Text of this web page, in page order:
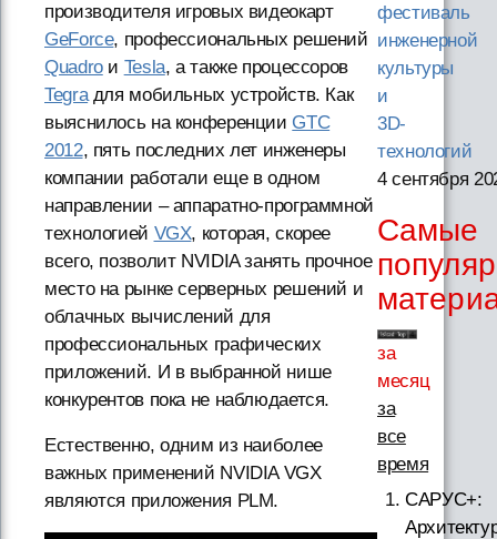
производителя игровых видеокарт
GeForce, профессиональных решений
Quadroи Tesla, а также процессоров
Tegraдля мобильных устройств. Как
выяснилось на конференции GTC
2012, пять последних лет инженеры
компании работали еще в одном
направлении – аппаратно-программной
технологией VGX, которая, скорее
всего, позволит NVIDIA занять прочное
место на рынке серверных решений и
облачных вычислений для
профессиональных графических
приложений. И в выбранной нише
конкурентов пока не наблюдается.
Естественно, одним из наиболее
важных применений NVIDIA VGX
являются приложения PLM.
фестиваль
инженерной
культуры
и
3D-
технологий
4 сентября
Самые
за
месяц
за
все
время
САРУС+: